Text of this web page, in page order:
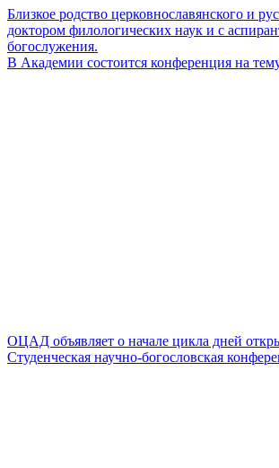
Близкое родство церковнославянского и
доктором филологических наук и с
богослужения.
В Академии состоится конференция на
ОЦАД объявляет о начале цикла дней
Студенческая научно-богословская